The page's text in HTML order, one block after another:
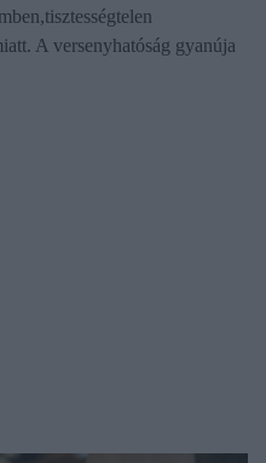
A versenyhatóság gyanúja